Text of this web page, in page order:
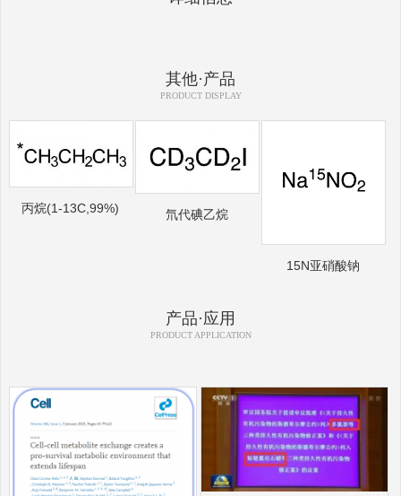
其他·产品
PRODUCT DISPLAY
丙烷(1-13C,99%) 氘代碘乙烷
15N亚硝酸钠
产品·应用
PRODUCT APPLICATION